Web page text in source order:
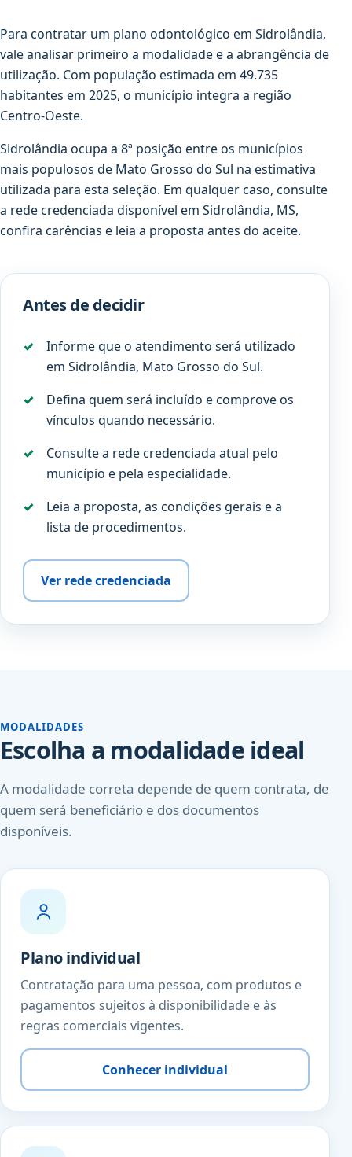
Para contratar um plano odontológico em Sidrolândia,
vale analisar primeiro a modalidade e a abrangência de
utilização. Com população estimada em 49.735
habitantes em 2025, o município integra a região
Centro-Oeste.
Sidrolândia ocupa a 8ª posição entre os municípios
mais populosos de Mato Grosso do Sul na estimativa
utilizada para esta seleção. Em qualquer caso, consulte
a rede credenciada disponível em Sidrolândia, MS,
confira carências e leia a proposta antes do aceite.
Antes de decidir
Informe que o atendimento será utilizado
em Sidrolândia, Mato Grosso do Sul.
Defina quem será incluído e comprove os
vínculos quando necessário.
Consulte a rede credenciada atual pelo
município e pela especialidade.
Leia a proposta, as condições gerais e a
lista de procedimentos.
Ver rede credenciada
MODALIDADES
Escolha a modalidade ideal
A modalidade correta depende de quem contrata, de
quem será beneficiário e dos documentos
disponíveis.
Plano individual
Contratação para uma pessoa, com produtos e
pagamentos sujeitos à disponibilidade e às
regras comerciais vigentes.
Conhecer individual